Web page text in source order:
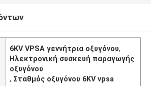
6KV VPSA γεννήτρια οξυγόνου,
Ηλεκτρονική συσκευή παραγωγής
οξυγόνου
, Σταθμός οξυγόνου 6KV vpsa